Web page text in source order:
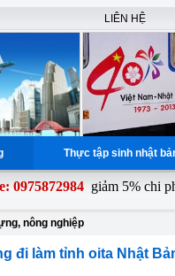
LIÊN HỆ
Thực tập sinh nhật
giảm 5% chi phí
nông nghiệp
đi làm tỉnh oita Nhật